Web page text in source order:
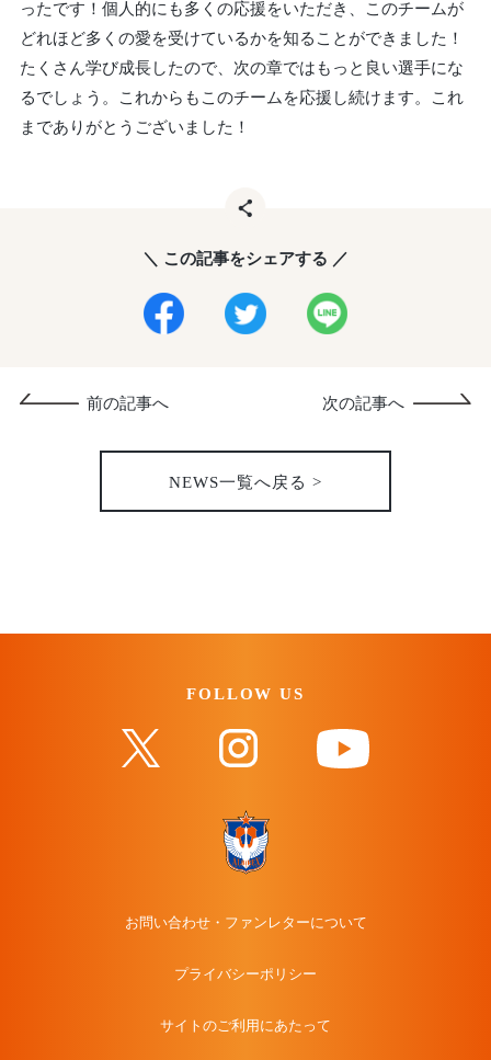
ったです！個人的にも多くの応援をいただき、このチームが
どれほど多くの愛を受けているかを知ることができました！
たくさん学び成長したので、次の章ではもっと良い選手にな
るでしょう。これからもこのチームを応援し続けます。これ
までありがとうございました！
＼ この記事をシェアする ／
NEWS一覧へ戻る >
前の記事へ 次の記事へ
FOLLOW US
お問い合わせ・ファンレターについて
プライバシーポリシー
サイトのご利用にあたって